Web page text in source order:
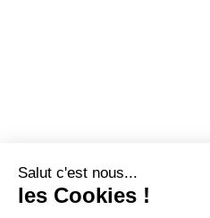
Salut c'est nous...
les Cookies !